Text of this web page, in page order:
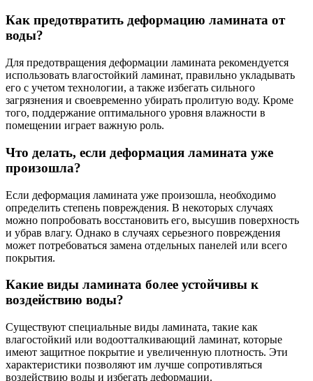
Как предотвратить деформацию ламината от
воды?
Для предотвращения деформации ламината рекомендуется
использовать влагостойкий ламинат, правильно укладывать
его с учетом технологии, а также избегать сильного
загрязнения и своевременно убирать пролитую воду. Кроме
того, поддержание оптимального уровня влажности в
помещении играет важную роль.
Что делать, если деформация ламината уже
произошла?
Если деформация ламината уже произошла, необходимо
определить степень повреждения. В некоторых случаях
можно попробовать восстановить его, высушив поверхность
и убрав влагу. Однако в случаях серьезного повреждения
может потребоваться замена отдельных панелей или всего
покрытия.
Какие виды ламината более устойчивы к
воздействию воды?
Существуют специальные виды ламината, такие как
влагостойкий или водоотталкивающий ламинат, которые
имеют защитное покрытие и увеличенную плотность. Эти
характеристики позволяют им лучше сопротивляться
воздействию воды и избегать деформации.